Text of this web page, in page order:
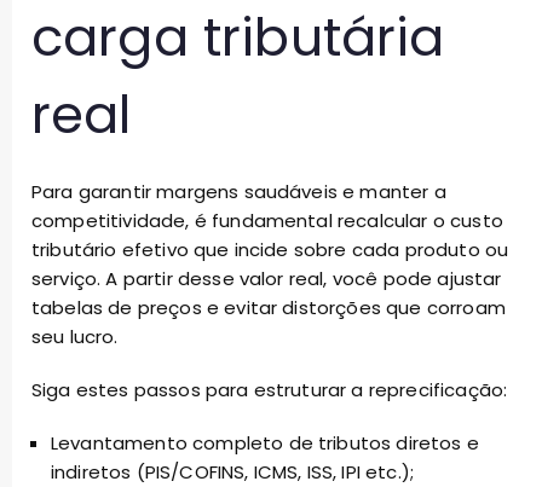
carga tributária
real
Para garantir margens saudáveis e manter a
competitividade, é fundamental recalcular o custo
tributário efetivo que incide sobre cada produto ou
serviço. A partir desse valor real, você pode ajustar
tabelas de preços e evitar distorções que corroam
seu lucro.
Siga estes passos para estruturar a reprecificação:
Levantamento completo de tributos diretos e
indiretos (PIS/COFINS, ICMS, ISS, IPI etc.);